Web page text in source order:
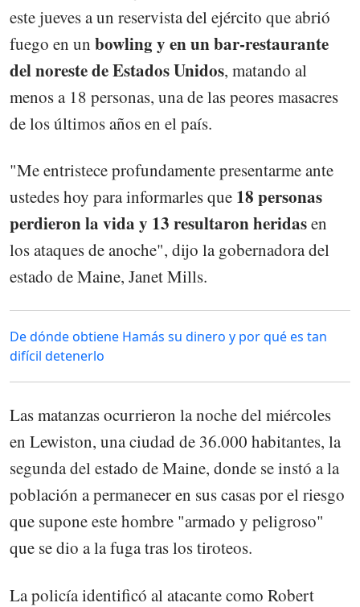
este jueves a un reservista del ejército que abrió
fuego en un bowling y en un bar-restaurante
del noreste de Estados Unidos, matando al
menos a 18 personas, una de las peores masacres
de los últimos años en el país.
"Me entristece profundamente presentarme ante
ustedes hoy para informarles que 18 personas
perdieron la vida y 13 resultaron heridasen
los ataques de anoche", dijo la gobernadora del
estado de Maine, Janet Mills.
De dónde obtiene Hamás su dinero y por qué es tan
difícil detenerlo
Las matanzas ocurrieron la noche del miércoles
en Lewiston, una ciudad de 36.000 habitantes, la
segunda del estado de Maine, donde se instó a la
población a permanecer en sus casas por el riesgo
que supone este hombre "armado y peligroso"
que se dio a la fuga tras los tiroteos.
La policía identificó al atacante como Robert